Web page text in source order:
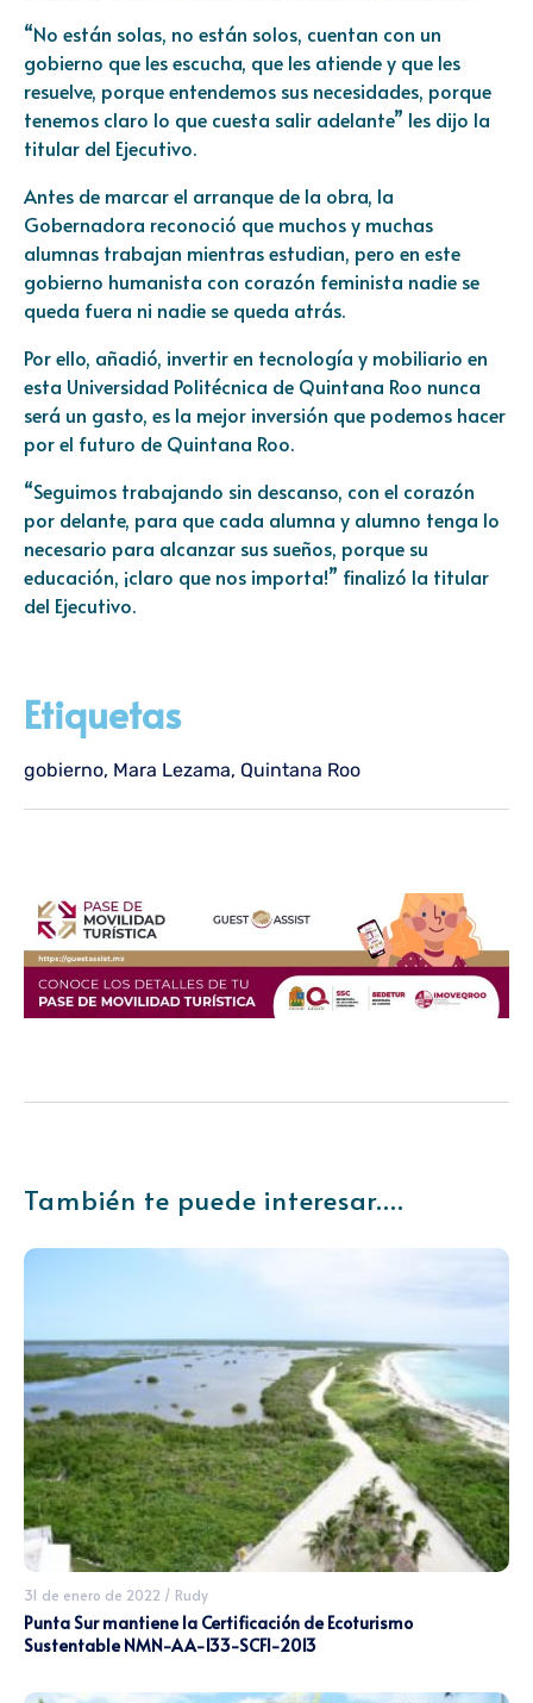
“No están solas, no están solos, cuentan con un
gobierno que les escucha, que les atiende y que les
resuelve, porque entendemos sus necesidades, porque
tenemos claro lo que cuesta salir adelante” les dijo la
titular del Ejecutivo.
Antes de marcar el arranque de la obra, la
Gobernadora reconoció que muchos y muchas
alumnas trabajan mientras estudian, pero en este
gobierno humanista con corazón feminista nadie se
queda fuera ni nadie se queda atrás.
Por ello, añadió, invertir en tecnología y mobiliario en
esta Universidad Politécnica de Quintana Roo nunca
será un gasto, es la mejor inversión que podemos hacer
por el futuro de Quintana Roo.
“Seguimos trabajando sin descanso, con el corazón
por delante, para que cada alumna y alumno tenga lo
necesario para alcanzar sus sueños, porque su
educación, ¡claro que nos importa!” finalizó la titular
del Ejecutivo.
Etiquetas
gobierno, Mara Lezama, Quintana Roo
También te puede interesar....
31 de enero de 2022 / Rudy
Punta Sur mantiene la Certificación de Ecoturismo
Sustentable NMN-AA-133-SCFI-2013